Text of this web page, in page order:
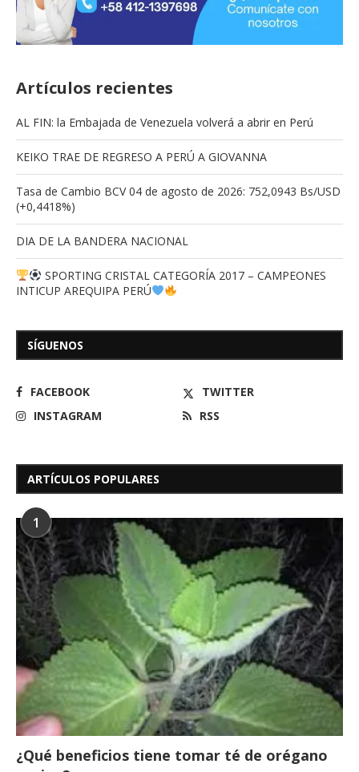
Artículos recientes
AL FIN: la Embajada de Venezuela volverá a abrir en Perú
KEIKO TRAE DE REGRESO A PERÚ A GIOVANNA
Tasa de Cambio BCV 04 de agosto de 2026: 752,0943 Bs/USD
(+0,4418%)
DIA DE LA BANDERA NACIONAL
SPORTING CRISTAL CATEGORÍA 2017 – CAMPEONES
INTICUP AREQUIPA PERÚ
SÍGUENOS
FACEBOOK
TWITTER
INSTAGRAM
RSS
ARTÍCULOS POPULARES
1
¿Qué beneficios tiene tomar té de orégano